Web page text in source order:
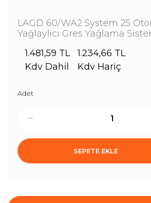
LAGD 60/WA2 System 25
Yağlaylıcı Gres Yağlama
1.481,59 TL
Kdv Dahil
1.234,66 TL
Kdv Hariç
Adet
SEPETE EKLE